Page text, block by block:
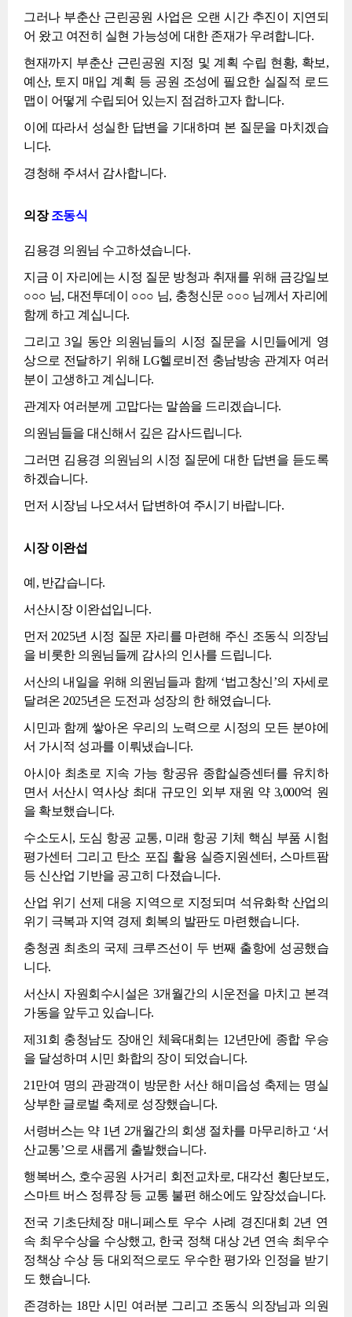
그러나 부춘산 근린공원 사업은 오랜 시간 추진이 지연되
어 왔고 여전히 실현 가능성에 대한 존재가 우려합니다.
현재까지 부춘산 근린공원 지정 및 계획 수립 현황, 확보,
예산, 토지 매입 계획 등 공원 조성에 필요한 실질적 로드
맵이 어떻게 수립되어 있는지 점검하고자 합니다.
이에 따라서 성실한 답변을 기대하며 본 질문을 마치겠습
니다.
경청해 주셔서 감사합니다.
의장조동식
김용경 의원님 수고하셨습니다.
지금 이 자리에는 시정 질문 방청과 취재를 위해 금강일보
○○○ 님, 대전투데이 ○○○ 님, 충청신문 ○○○ 님께서 자리에
함께 하고 계십니다.
그리고 3일 동안 의원님들의 시정 질문을 시민들에게 영
상으로 전달하기 위해 LG헬로비전 충남방송 관계자 여러
분이 고생하고 계십니다.
관계자 여러분께 고맙다는 말씀을 드리겠습니다.
의원님들을 대신해서 깊은 감사드립니다.
그러면 김용경 의원님의 시정 질문에 대한 답변을 듣도록
하겠습니다.
먼저 시장님 나오셔서 답변하여 주시기 바랍니다.
시장 이완섭
예, 반갑습니다.
서산시장 이완섭입니다.
먼저 2025년 시정 질문 자리를 마련해 주신 조동식 의장님
을 비롯한 의원님들께 감사의 인사를 드립니다.
서산의 내일을 위해 의원님들과 함께 ‘법고창신’의 자세로
달려온 2025년은 도전과 성장의 한 해였습니다.
시민과 함께 쌓아온 우리의 노력으로 시정의 모든 분야에
서 가시적 성과를 이뤄냈습니다.
아시아 최초로 지속 가능 항공유 종합실증센터를 유치하
면서 서산시 역사상 최대 규모인 외부 재원 약 3,000억 원
을 확보했습니다.
수소도시, 도심 항공 교통, 미래 항공 기체 핵심 부품 시험
평가센터 그리고 탄소 포집 활용 실증지원센터, 스마트팜
등 신산업 기반을 공고히 다졌습니다.
산업 위기 선제 대응 지역으로 지정되며 석유화학 산업의
위기 극복과 지역 경제 회복의 발판도 마련했습니다.
충청권 최초의 국제 크루즈선이 두 번째 출항에 성공했습
니다.
서산시 자원회수시설은 3개월간의 시운전을 마치고 본격
가동을 앞두고 있습니다.
제31회 충청남도 장애인 체육대회는 12년만에 종합 우승
을 달성하며 시민 화합의 장이 되었습니다.
21만여 명의 관광객이 방문한 서산 해미읍성 축제는 명실
상부한 글로벌 축제로 성장했습니다.
서령버스는 약 1년 2개월간의 회생 절차를 마무리하고 ‘서
산교통’으로 새롭게 출발했습니다.
행복버스, 호수공원 사거리 회전교차로, 대각선 횡단보도,
스마트 버스 정류장 등 교통 불편 해소에도 앞장섰습니다.
전국 기초단체장 매니페스토 우수 사례 경진대회 2년 연
속 최우수상을 수상했고, 한국 정책 대상 2년 연속 최우수
정책상 수상 등 대외적으로도 우수한 평가와 인정을 받기
도 했습니다.
존경하는 18만 시민 여러분 그리고 조동식 의장님과 의원